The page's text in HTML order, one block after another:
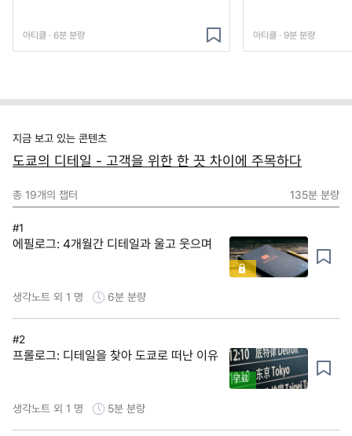
아티클 · 6분 분량 아티클 · 9분 분량
지금 보고 있는 콘텐츠
도쿄의 디테일 - 고객을 위한 한 끗 차이에 주목하다
총 19개의 챕터 135분 분량
#1
에필로그: 4개월간 디테일과 울고 웃으며
생각노트 외 1 명 6분 분량
#2
프롤로그: 디테일을 찾아 도쿄로 떠난 이유
무료
생각노트 외 1 명 5분 분량